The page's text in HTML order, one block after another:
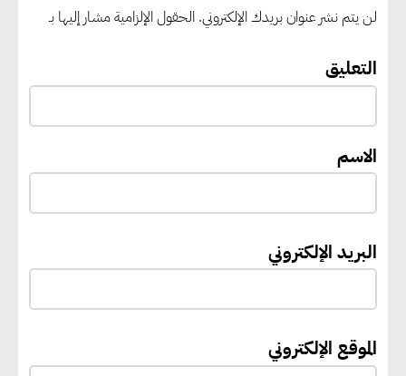
لن يتم نشر عنوان بريدك الإلكتروني. الحقول الإلزامية مشار إليها بـ
التعليق
الاسم
البريد الإلكتروني
الموقع الإلكتروني
لمدينتي المنيا ويوسف الصديق
إيفل تستثمر ما يصل إلى 130
“بي إس آر” في مشروعات الطاقة